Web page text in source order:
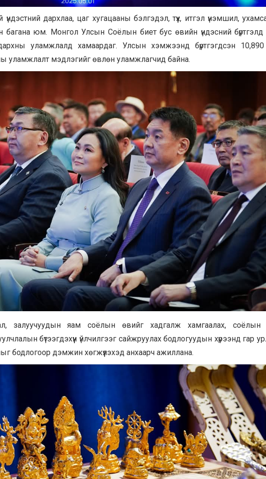
дархлаа, цаг хугацааны бэлгэдэл, түүх, итгэл үнэмшил,
юм. Монгол Улсын Соёлын биет бус өвийн үндэсний
уламжлалд хамаардаг. Улсын хэмжээнд бүртгэгдсэн
уламжлалт мэдлэгийг өвлөн уламжлагчид байна.
залуучуудын яам соёлын өвийг хадгалж хамгаалах, соёлын
бүтээгдэхүүн үйлчилгээг сайжруулах бодлогуудын хүрээнд гар
бодлогоор дэмжин хөгжүүлэхэд анхаарч ажиллана.